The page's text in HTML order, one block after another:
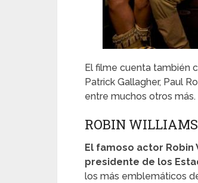
El filme cuenta también
Patrick Gallagher, Paul
entre muchos otros más.
ROBIN WILLIAMS
El famoso actor
presidente de los
los más emblemáticos